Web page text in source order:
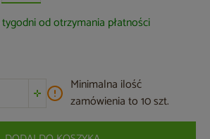
od otrzymania płatności
Minimalna ilość
zamówienia to 10 szt.